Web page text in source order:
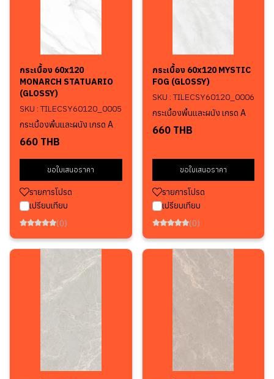
กระเบื้อง 60x120
MONARCH STATUARIO
(GLOSSY)
SKU : TILECSY60120_0005
กระเบื้องพื้นและผนัง เกรด A
660 THB
ขอใบเสนอราคา
รายการโปรด
เปรียบเทียบ
(0)
กระเบื้อง 60x120 MYSTIC
FOG (GLOSSY)
SKU : TILECSY60120_0006
กระเบื้องพื้นและผนัง เกรด A
660 THB
ขอใบเสนอราคา
รายการโปรด
เปรียบเทียบ
(0)